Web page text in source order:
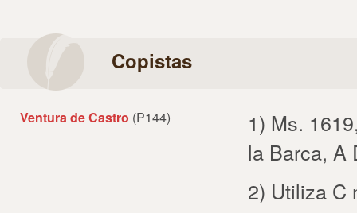
Copistas
Ventura de Castro (P144)
1) Ms.
la Barca, A
2) Utiliza C